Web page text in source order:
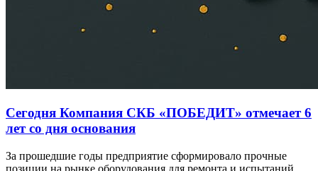
Сегодня Компания СКБ «ПОБЕДИТ» отмечает 6
лет со дня основания
За прошедшие годы предприятие сформировало прочные
позиции на рынке оборудования для ремонта и испытаний